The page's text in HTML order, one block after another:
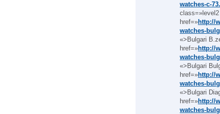
watches-c-
href=»http://
watches-
«>Bulgari
href=»http://
watches-
«>Bulgari
href=»http://
watches-
«>Bulgari
href=»http://
watches-